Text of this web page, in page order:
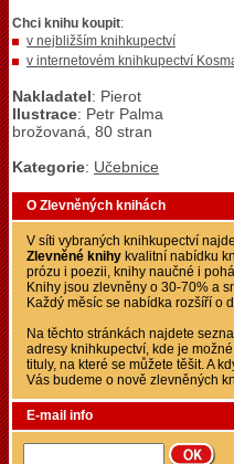
Chci knihu koupit:
v nejbližším knihkupectví
v internetovém knihkupectví
Nakladatel: Pierot
Ilustrace: Petr Palma
brožovaná, 80 stran
Kategorie: Učebnice
O Zlevněných knihách
V síti vybraných knihkupectví
Zlevněné knihy kvalitní nabídku
prózu i poezii, knihy naučné i
Knihy jsou zlevněny o 30-70% a
Každý měsíc se nabídka rozšíří o
Na těchto stránkách najdete
adresy knihkupectví, kde je
tituly, na které se můžete těšit. A
Vás budeme o nově zlevněných
E-mail info